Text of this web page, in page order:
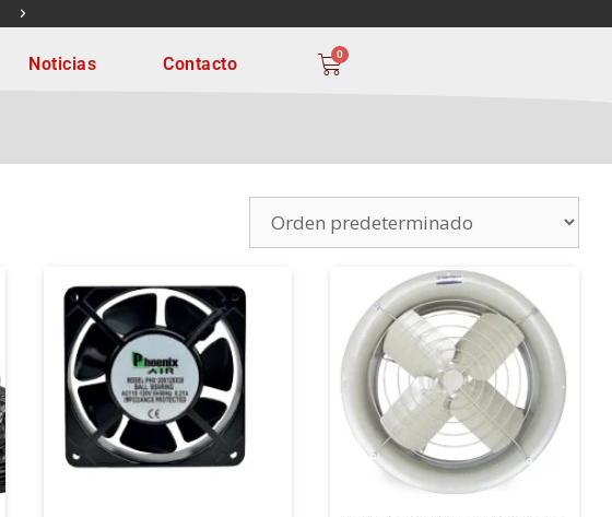
Noticias Contacto 0